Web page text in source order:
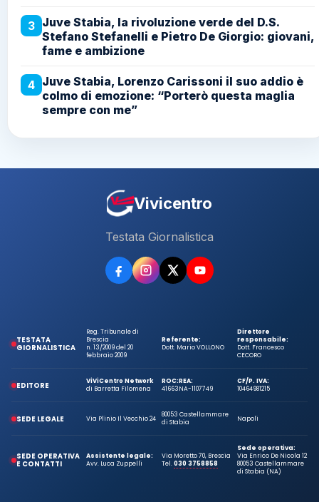
3 Juve Stabia, la rivoluzione verde del D.S.
Stefano Stefanelli e Pietro De Giorgio: giovani,
fame e ambizione
4 Juve Stabia, Lorenzo Carissoni il suo addio è
colmo di emozione: “Porterò questa maglia
sempre con me”
Vivicentro
Testata Giornalistica
TESTATA
GIORNALISTICA
Reg. Tribunale di
Brescia
n. 13/2009 del 20
febbraio 2009
Referente:
Dott. Mario VOLLONO
Direttore
responsabile:
Dott. Francesco
CECORO
EDITORE
ViViCentro Network
di Barretta Filomena
ROC:
41663
REA:
NA-1107749
CF/P. IVA:
10464981215
SEDE LEGALE Via Plinio Il Vecchio 24
80053 Castellammare
di Stabia
Napoli
SEDE OPERATIVA
E CONTATTI
Assistente legale:
Avv. Luca Zuppelli
Via Moretto 70, Brescia
Tel.030 3758858
Sede operativa:
Via Enrico De Nicola 12
80053 Castellammare
di Stabia (NA)